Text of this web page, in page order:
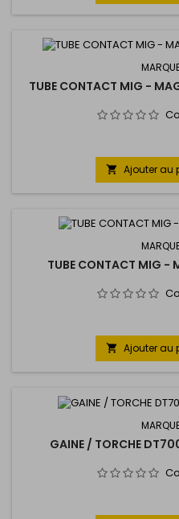
TUBE CONTACT MIG -
 Ajouter au
TUBE CONTACT MIG -
 Ajouter au
GAINE / TORCHE